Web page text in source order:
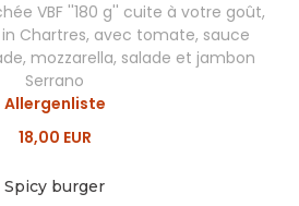
VBF ''180 g'' cuite à votre goût,
Chartres, avec tomate, sauce
mozzarella, salade et jambon
Serrano
Allergenliste
18,00 EUR
Spicy burger